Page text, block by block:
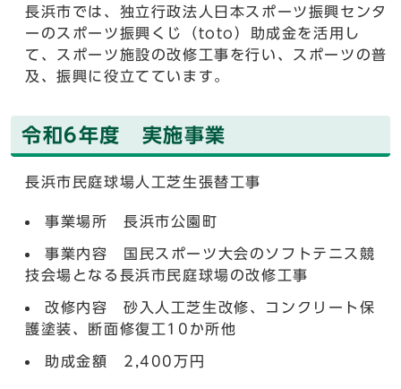
長浜市では、独立行政法人日本スポーツ振興センタ
ーのスポーツ振興くじ（toto）助成金を活用し
て、スポーツ施設の改修工事を行い、スポーツの普
及、振興に役立てています。
令和6年度 実施事業
長浜市民庭球場人工芝生張替工事
事業場所 長浜市公園町
事業内容 国民スポーツ大会のソフトテニス競
技会場となる長浜市民庭球場の改修工事
改修内容 砂入人工芝生改修、コンクリート保
護塗装、断面修復工10か所他
助成金額 2,400万円